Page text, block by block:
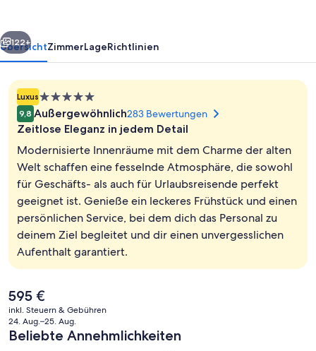
Außenbereich
Weiter
122+
ÜbersichtZimmerLageRichtlinien
Luxus5.0-
Sterne-
Unterkunft
9,8 Außergewöhnlich283 Bewertungen
Zeitlose Eleganz in jedem Detail
Modernisierte Innenräume mit dem Charme der alten
Welt schaffen eine fesselnde Atmosphäre, die sowohl
für Geschäfts- als auch für Urlaubsreisende perfekt
geeignet ist. Genieße ein leckeres Frühstück und einen
persönlichen Service, bei dem dich das Personal zu
deinem Ziel begleitet und dir einen unvergesslichen
Aufenthalt garantiert.
Der
aktuelle
Preis
beträgt
595 €.
595 €
inkl. Steuern & Gebühren
24. Aug.–25. Aug.
Beliebte Annehmlichkeiten